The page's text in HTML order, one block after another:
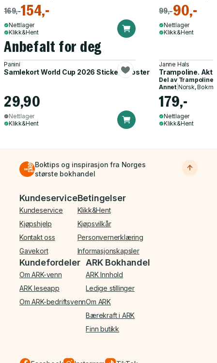
169,-154,-
Nettlager
Klikk&Hent
99,-90,-
Nettlager
Klikk&Hent
Anbefalt for deg
Panini
Samlekort World Cup 2026 Sticker Booster
29,90
Nettlager
Klikk&Hent
Janne Hals
Trampoline.
Del av Trampoline
Annet| Norsk,
179,-
Nettlager
Klikk&Hent
Boktips og inspirasjon fra Norges
største bokhandel
Bunnmeny
Kundeservice
Kundeservice
Kjøpshjelp
Kontakt oss
Gavekort
Betingelser
Klikk&Hent
Kjøpsvilkår
Personvernerklæring
Informasjonskapsler
Kundefordeler
Om ARK-venn
ARK leseapp
Om ARK-bedriftsvenn
ARK Bokhandel
ARK Innhold
Ledige stillinger
Om ARK
Bærekraft i ARK
Finn butikk